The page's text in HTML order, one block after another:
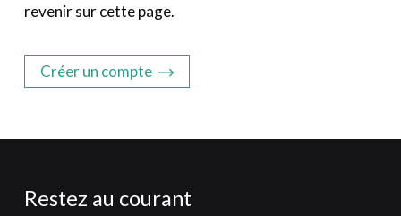
revenir sur cette page.
Créer un compte
Restez au courant